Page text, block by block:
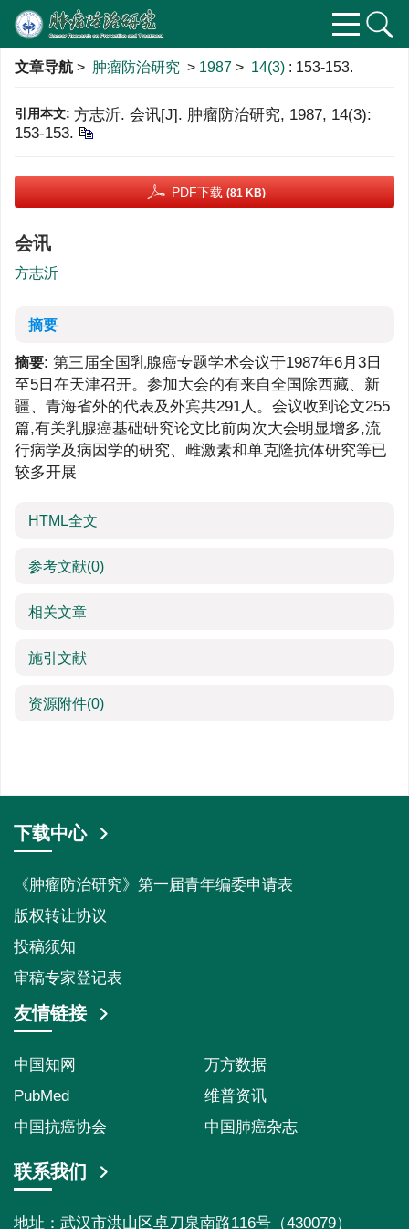
文章导航 > 肿瘤防治研究 > 1987 > 14(3) : 153-153.
引用本文: 方志沂. 会讯[J]. 肿瘤防治研究, 1987, 14(3):
153-153.
PDF下载 (81 KB)
会讯
方志沂
摘要
摘要: 第三届全国乳腺癌专题学术会议于1987年6月3日
至5日在天津召开。参加大会的有来自全国除西藏、新
疆、青海省外的代表及外宾共291人。会议收到论文255
篇,有关乳腺癌基础研究论文比前两次大会明显增多,流
行病学及病因学的研究、雌激素和单克隆抗体研究等已
较多开展
HTML全文
参考文献(0)
相关文章
施引文献
资源附件(0)
下载中心
《肿瘤防治研究》第一届青年编委申请表
版权转让协议
投稿须知
审稿专家登记表
友情链接
中国知网
万方数据
PubMed
维普资讯
中国抗癌协会
中国肺癌杂志
联系我们
地址：武汉市洪山区卓刀泉南路116号（430079）